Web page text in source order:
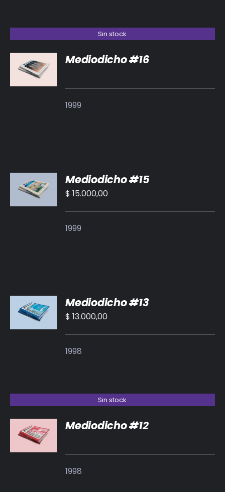
Sin stock
DETALLES
Mediodicho #16
1999
AL
CARRITO
/
Mediodicho #15
$ 15.000,00
1999
AL
CARRITO
/
Mediodicho #13
$ 13.000,00
1998
Sin stock
DETALLES
Mediodicho #12
1998